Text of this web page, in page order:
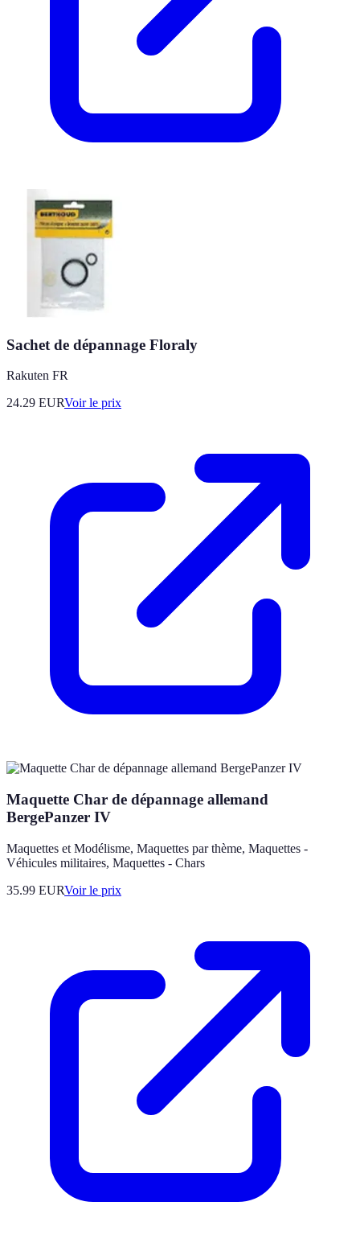
Sachet de dépannage Floraly
Rakuten FR
24.29 EURVoir le prix
Maquette Char de dépannage allemand
BergePanzer IV
Maquettes et Modélisme, Maquettes par thème, Maquettes -
Véhicules militaires, Maquettes - Chars
35.99 EURVoir le prix